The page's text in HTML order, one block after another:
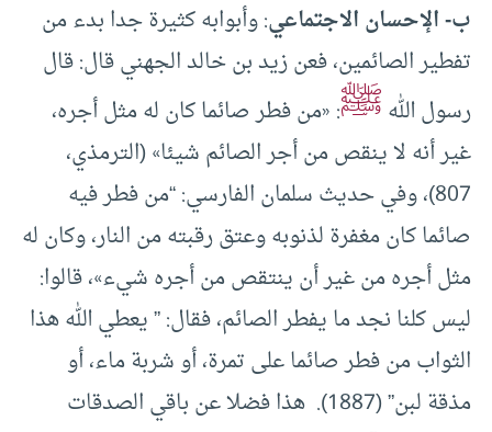
ب- الإحسان الاجتماعي: وأبوابه كثيرة جدا بدء من
تفطير الصائمين، فعن زيد بن خالد الجهني قال: قال
رسول اللهﷺ: «من فطر صائما كان له مثل أجره،
غير أنه لا ينقص من أجر الصائم شيئا» (الترمذي،
807)، وفي حديث سلمان الفارسي: “من فطر فيه
صائما كان مغفرة لذنوبه وعتق رقبته من النار، وكان له
مثل أجره من غير أن ينتقص من أجره شيء»، قالوا:
ليس كلنا نجد ما يفطر الصائم، فقال: ” يعطي الله هذا
الثواب من فطر صائما على تمرة، أو شربة ماء، أو
مذقة لبن” (1887). هذا فضلا عن باقي الصدقات